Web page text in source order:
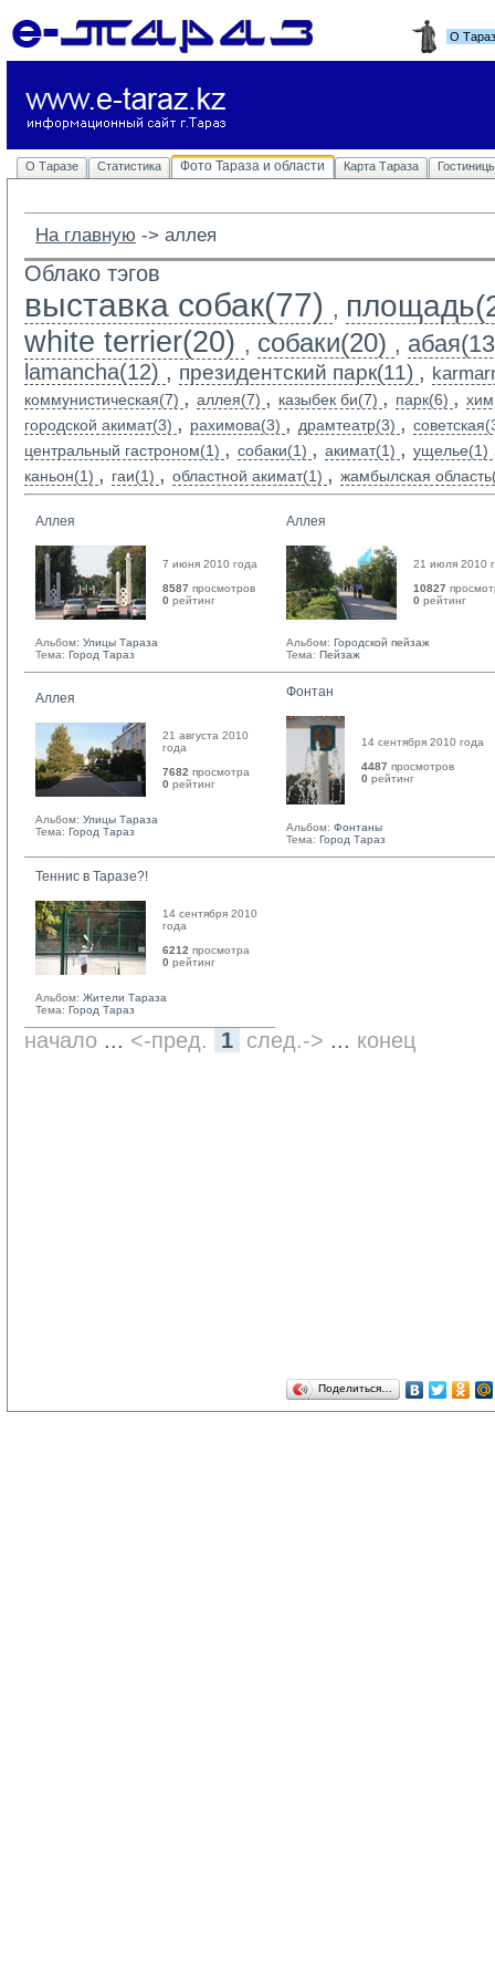
О
О Таразе Статистика Фото Тараза и области Карта Тараза
На главную -> аллея
Облако тэгов
выставка собак(77) ,
white terrier(20) , собаки(20) ,
lamancha(12) , президентский парк(11) ,
коммунистическая(7) , аллея(7) , казыбек би(7) , парк(6) ,
городской акимат(3) , рахимова(3) , драмтеатр(3) ,
центральный гастроном(1) , собаки(1) , акимат(1) , ущелье(1)
каньон(1) , гаи(1) , областной акимат(1) , жамбылская
Аллея
7 июня 2010 года
8587 просмотров
0 рейтинг
Альбом: Улицы Тараза
Тема: Город Тараз
Аллея
21 июля 2010
10827
0 рейтинг
Альбом: Городской пейзаж
Тема: Пейзаж
Аллея
21 августа 2010
года
7682 просмотра
0 рейтинг
Альбом: Улицы Тараза
Тема: Город Тараз
Фонтан
14 сентября 2010 года
4487 просмотров
0 рейтинг
Альбом: Фонтаны
Тема: Город Тараз
Теннис в Таразе?!
14 сентября 2010
года
6212 просмотра
0 рейтинг
Альбом: Жители Тараза
Тема: Город Тараз
начало ... <-пред. 1 след.-> ... конец
Поделиться…